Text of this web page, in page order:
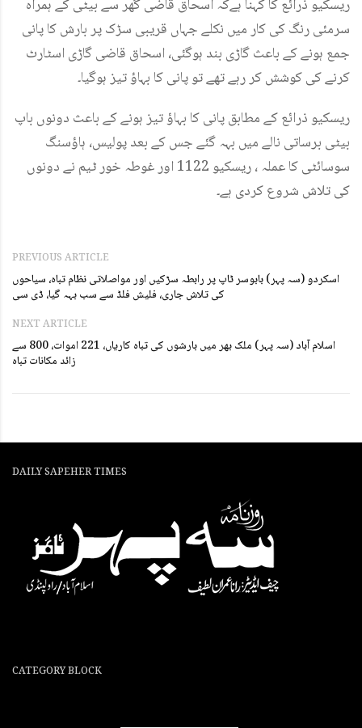
ریسکیو ذرائع کا کہنا ہےکہ اسحاق قاضی گھر سے بیٹی کے ہمراہ
سرمئی رنگ کی کار میں نکلے جہاں قریبی سڑک پر بارش کا پانی
جمع ہونے کے باعث گاڑی بند ہوگئی، اسحاق قاضی گاڑی اسٹارٹ
کرنے کی کوشش کر رہے تھے تو پانی کا بہاؤ تیز ہوگیا۔
ریسکیو ذرائع کے مطابق پانی کا بہاؤ تیز ہونے کے باعث دونوں باپ
بیٹی برساتی نالے میں بہہ گئے جس کے بعد پولیس، ہاؤسنگ
سوسائٹی کا عملہ ، ریسکیو 1122 اور غوطہ خور ٹیم نے دونوں
کی تلاش شروع کردی ہے۔
PREVIOUS ARTICLE
اسکردو (سہ پہر) بابوسر ٹاپ پر رابطہ سڑکیں اور مواصلاتی نظام تباہ، سیاحوں
کی تلاش جاری، فلیش فلڈ سے سب بہہ گیا، ڈی سی
NEXT ARTICLE
اسلام آباد (سہ پہر) ملک بھر میں بارشوں کی تباہ کاریاں، 221 اموات، 800 سے
زائد مکانات تباہ
DAILY SAPEHER TIMES
CATEGORY BLOCK